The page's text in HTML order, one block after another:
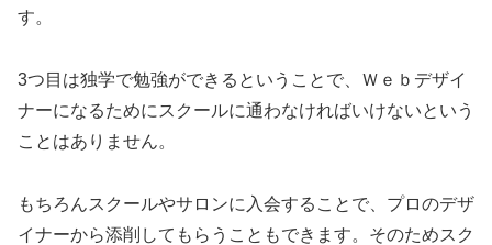
す。
3つ目は独学で勉強ができるということで、Ｗｅｂデザイ
ナーになるためにスクールに通わなければいけないという
ことはありません。
もちろんスクールやサロンに入会することで、プロのデザ
イナーから添削してもらうこともできます。そのためスク